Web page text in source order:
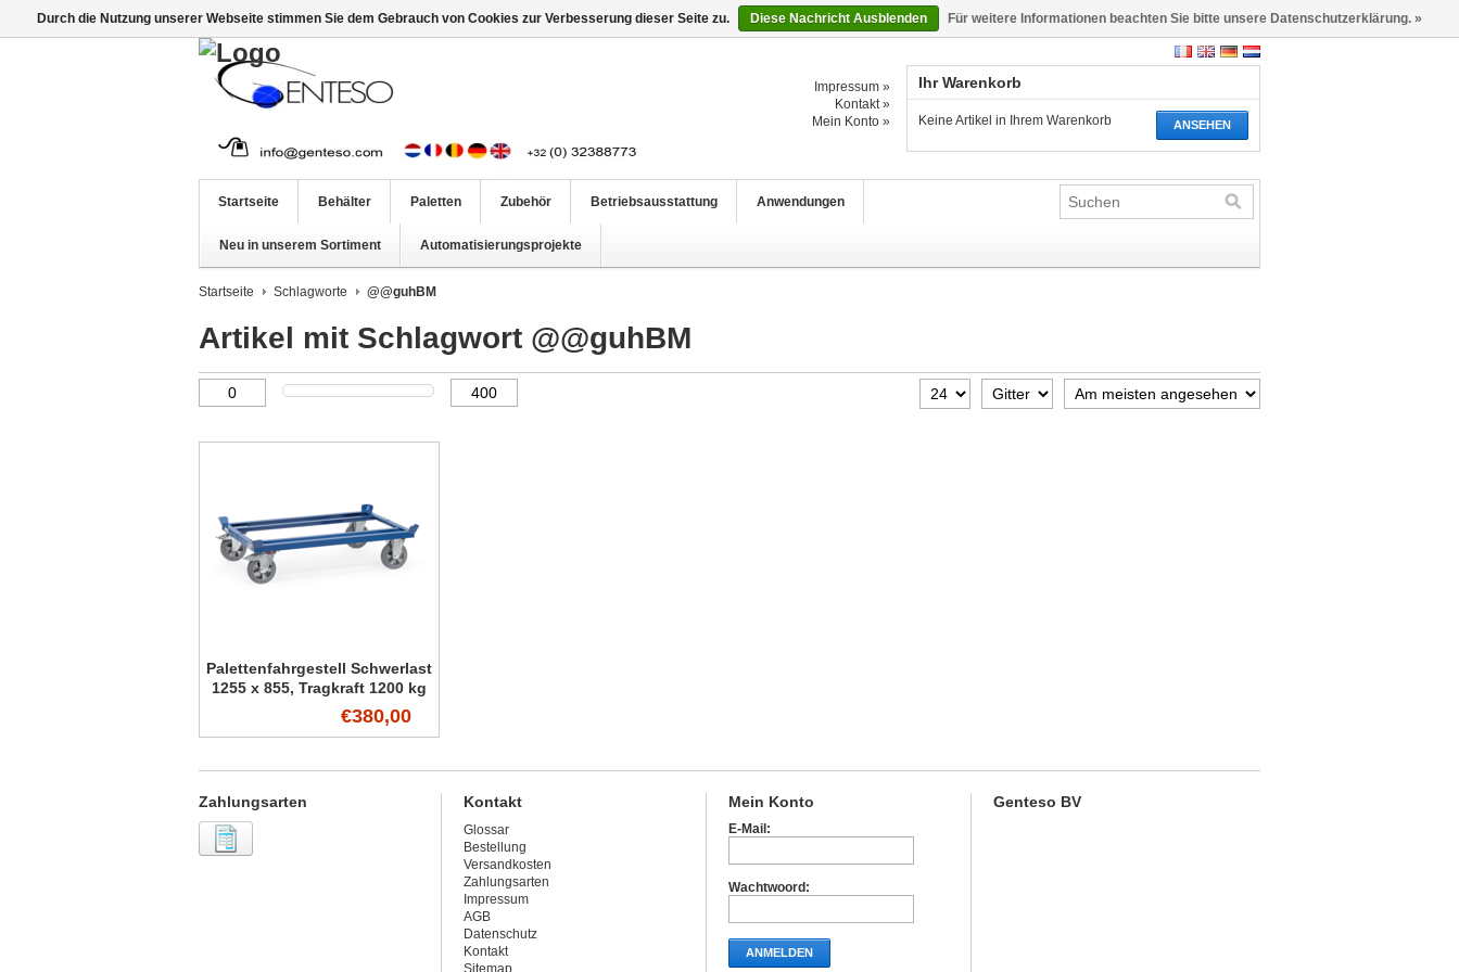
Impressum »
Kontakt »
Mein Konto »
Ihr Warenkorb
ANSEHEN
Keine Artikel in Ihrem Warenkorb
Startseite Behälter Paletten Zubehör Betriebsausstattung Anwendungen
Neu in unserem Sortiment Automatisierungsprojekte
Startseite Schlagworte @@guhBM
Artikel mit Schlagwort @@guhBM
Palettenfahrgestell Schwerlast
1255 x 855, Tragkraft 1200 kg
€380,00
Zahlungsarten Kontakt
Glossar
Bestellung
Versandkosten
Zahlungsarten
Impressum
AGB
Datenschutz
Kontakt
Sitemap
Mein Konto
E-Mail:
Wachtwoord:
ANMELDEN
Genteso BV
Durch die Nutzung unserer Webseite stimmen Sie dem Gebrauch von Cookies zur Verbesserung dieser Seite zu. Diese Nachricht Ausblenden Für weitere Informationen beachten Sie bitte unsere Datenschutzerklärung. »